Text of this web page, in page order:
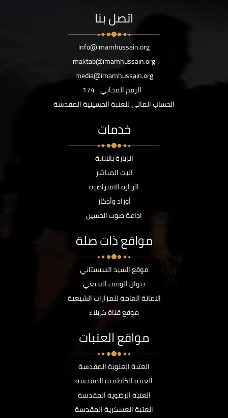
اتصل بنا
info@imamhussain.org
maktab@imamhussain.org
media@imamhussain.org
الرقم المجاني 174
الحساب المالي للعتبة الحسينية المقدسة
خدمات
الزيارة بالانابة
البث المباشر
الزيارة الافتراضية
أوراد وأذكار
اذاعة صوت الحسين
مواقع ذات صلة
موقع السيد السيستاني
ديوان الوقف الشيعي
الامانة العامة للمزارات الشيعية
موقع قناة كربلاء
مواقع العتبات
العتبة العلوية المقدسة
العتبة الكاظمية المقدسة
العتبة الرضوية المقدسة
العتبة العسكرية المقدسة